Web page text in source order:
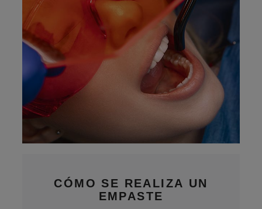
CÓMO SE REALIZA UN
EMPASTE